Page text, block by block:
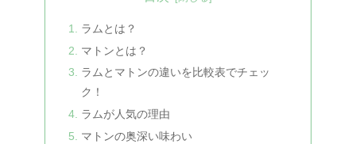
ラムとは？
マトンとは？
ラムとマトンの違いを比較表でチェッ
ク！
ラムが人気の理由
マトンの奥深い味わい